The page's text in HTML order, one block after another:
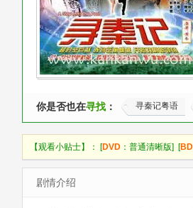
你是否也在寻找 ： 寻秦记粤语
【观看小贴士】： [DVD ：普通清晰版] [BD
剧情介绍